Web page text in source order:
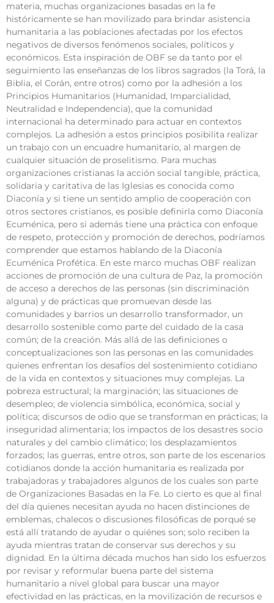
materia, muchas organizaciones basadas en la fe
históricamente se han movilizado para brindar asistencia
humanitaria a las poblaciones afectadas por los efectos
negativos de diversos fenómenos sociales, políticos y
económicos. Esta inspiración de OBF se da tanto por el
seguimiento las enseñanzas de los libros sagrados (la Torá, la
Biblia, el Corán, entre otros) como por la adhesión a los
Principios Humanitarios (Humanidad, Imparcialidad,
Neutralidad e Independencia), que la comunidad
internacional ha determinado para actuar en contextos
complejos. La adhesión a estos principios posibilita realizar
un trabajo con un encuadre humanitario, al margen de
cualquier situación de proselitismo. Para muchas
organizaciones cristianas la acción social tangible, práctica,
solidaria y caritativa de las Iglesias es conocida como
Diaconía y si tiene un sentido amplio de cooperación con
otros sectores cristianos, es posible definirla como Diaconía
Ecuménica, pero si además tiene una práctica con enfoque
de respeto, protección y promoción de derechos, podríamos
comprender que estamos hablando de la Diaconía
Ecuménica Profética. En este marco muchas OBF realizan
acciones de promoción de una cultura de Paz, la promoción
de acceso a derechos de las personas (sin discriminación
alguna) y de prácticas que promuevan desde las
comunidades y barrios un desarrollo transformador, un
desarrollo sostenible como parte del cuidado de la casa
común; de la creación. Más allá de las definiciones o
conceptualizaciones son las personas en las comunidades
quienes enfrentan los desafíos del sostenimiento cotidiano
de la vida en contextos y situaciones muy complejas. La
pobreza estructural; la marginación; las situaciones de
desempleo; de violencia simbólica, económica, social y
política; discursos de odio que se transforman en prácticas; la
inseguridad alimentaria; los impactos de los desastres socio
naturales y del cambio climático; los desplazamientos
forzados; las guerras, entre otros, son parte de los escenarios
cotidianos donde la acción humanitaria es realizada por
trabajadoras y trabajadores algunos de los cuales son parte
de Organizaciones Basadas en la Fe. Lo cierto es que al final
del día quienes necesitan ayuda no hacen distinciones de
emblemas, chalecos o discusiones filosóficas de porqué se
está allí tratando de ayudar o quiénes son; solo reciben la
ayuda mientras tratan de conservar sus derechos y su
dignidad. En la última década muchos han sido los esfuerzos
por revisar y reformular buena parte del sistema
humanitario a nivel global para buscar una mayor
efectividad en las prácticas, en la movilización de recursos e